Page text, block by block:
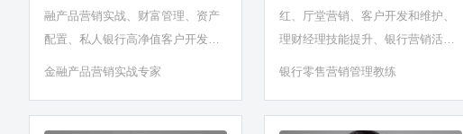
融产品营销实战、财富管理、资产
配置、私人银行高净值客户开发与
金融产品营销实战专家
红、厅堂营销、客户开发和维护、
理财经理技能提升、银行营销活动
银行零售营销管理教练